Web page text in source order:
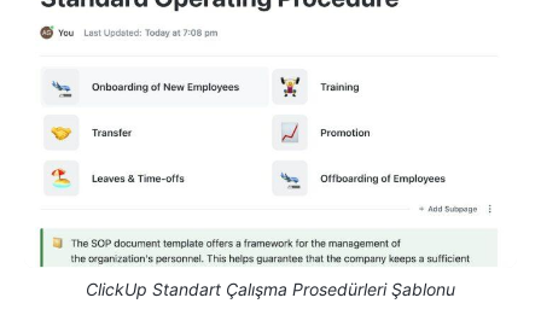
ClickUp Standart Çalışma Prosedürleri Şablonu